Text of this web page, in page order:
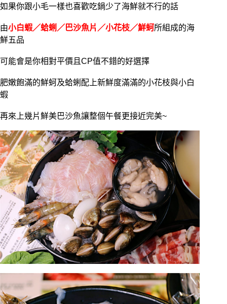
如果你跟小毛一樣也喜歡吃鍋少了海鮮就不行的話
由小白蝦／蛤蜊／巴沙魚片／小花枝／鮮蚵 所組成的海
鮮五品
可能會是你相對平價且CP值不錯的好選擇
肥嫩飽滿的鮮蚵及蛤蜊配上新鮮度滿滿的小花枝與小白
蝦
再來上幾片鮮美巴沙魚讓整個午餐更接近完美~